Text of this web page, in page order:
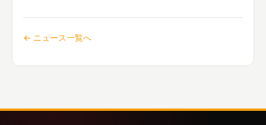
← ニュース一覧へ